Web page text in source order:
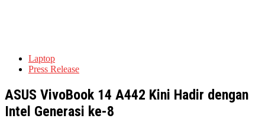
Laptop
Press Release
ASUS VivoBook 14 A442 Kini Hadir dengan
Intel Generasi ke-8